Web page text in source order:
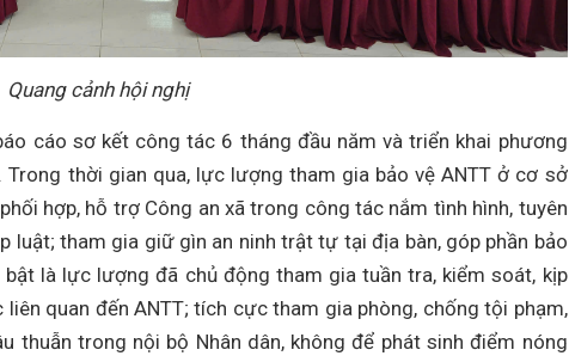
Quang cảnh hội nghị
cáo sơ kết công tác 6 tháng đầu năm và triển khai phương
thời gian qua, lực lượng tham gia bảo vệ ANTT ở cơ sở
hợp, hỗ trợ Công an xã trong công tác nắm tình hình, tuyên
luật; tham gia giữ gìn an ninh trật tự tại địa bàn, góp phần bảo
là lực lượng đã chủ động tham gia tuần tra, kiểm soát, kịp
quan đến ANTT; tích cực tham gia phòng, chống tội phạm,
thuẫn trong nội bộ Nhân dân, không để phát sinh điểm nóng